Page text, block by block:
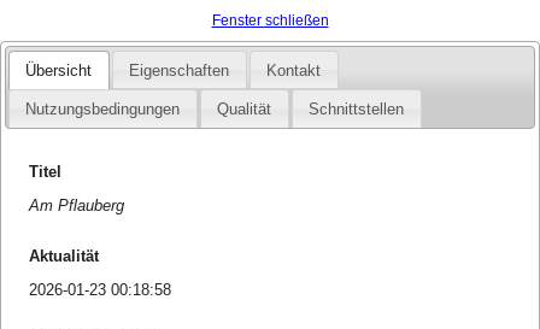
Fenster schließen
Übersicht Eigenschaften Kontakt
Nutzungsbedingungen Qualität Schnittstellen
Titel
Am Pflauberg
Aktualität
2026-01-23 00:18:58